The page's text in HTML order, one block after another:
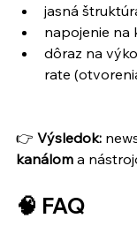
jasná
napojenie na
dôraz na
rate
👉 Výsledok:
kanálom a
🧠 FAQ